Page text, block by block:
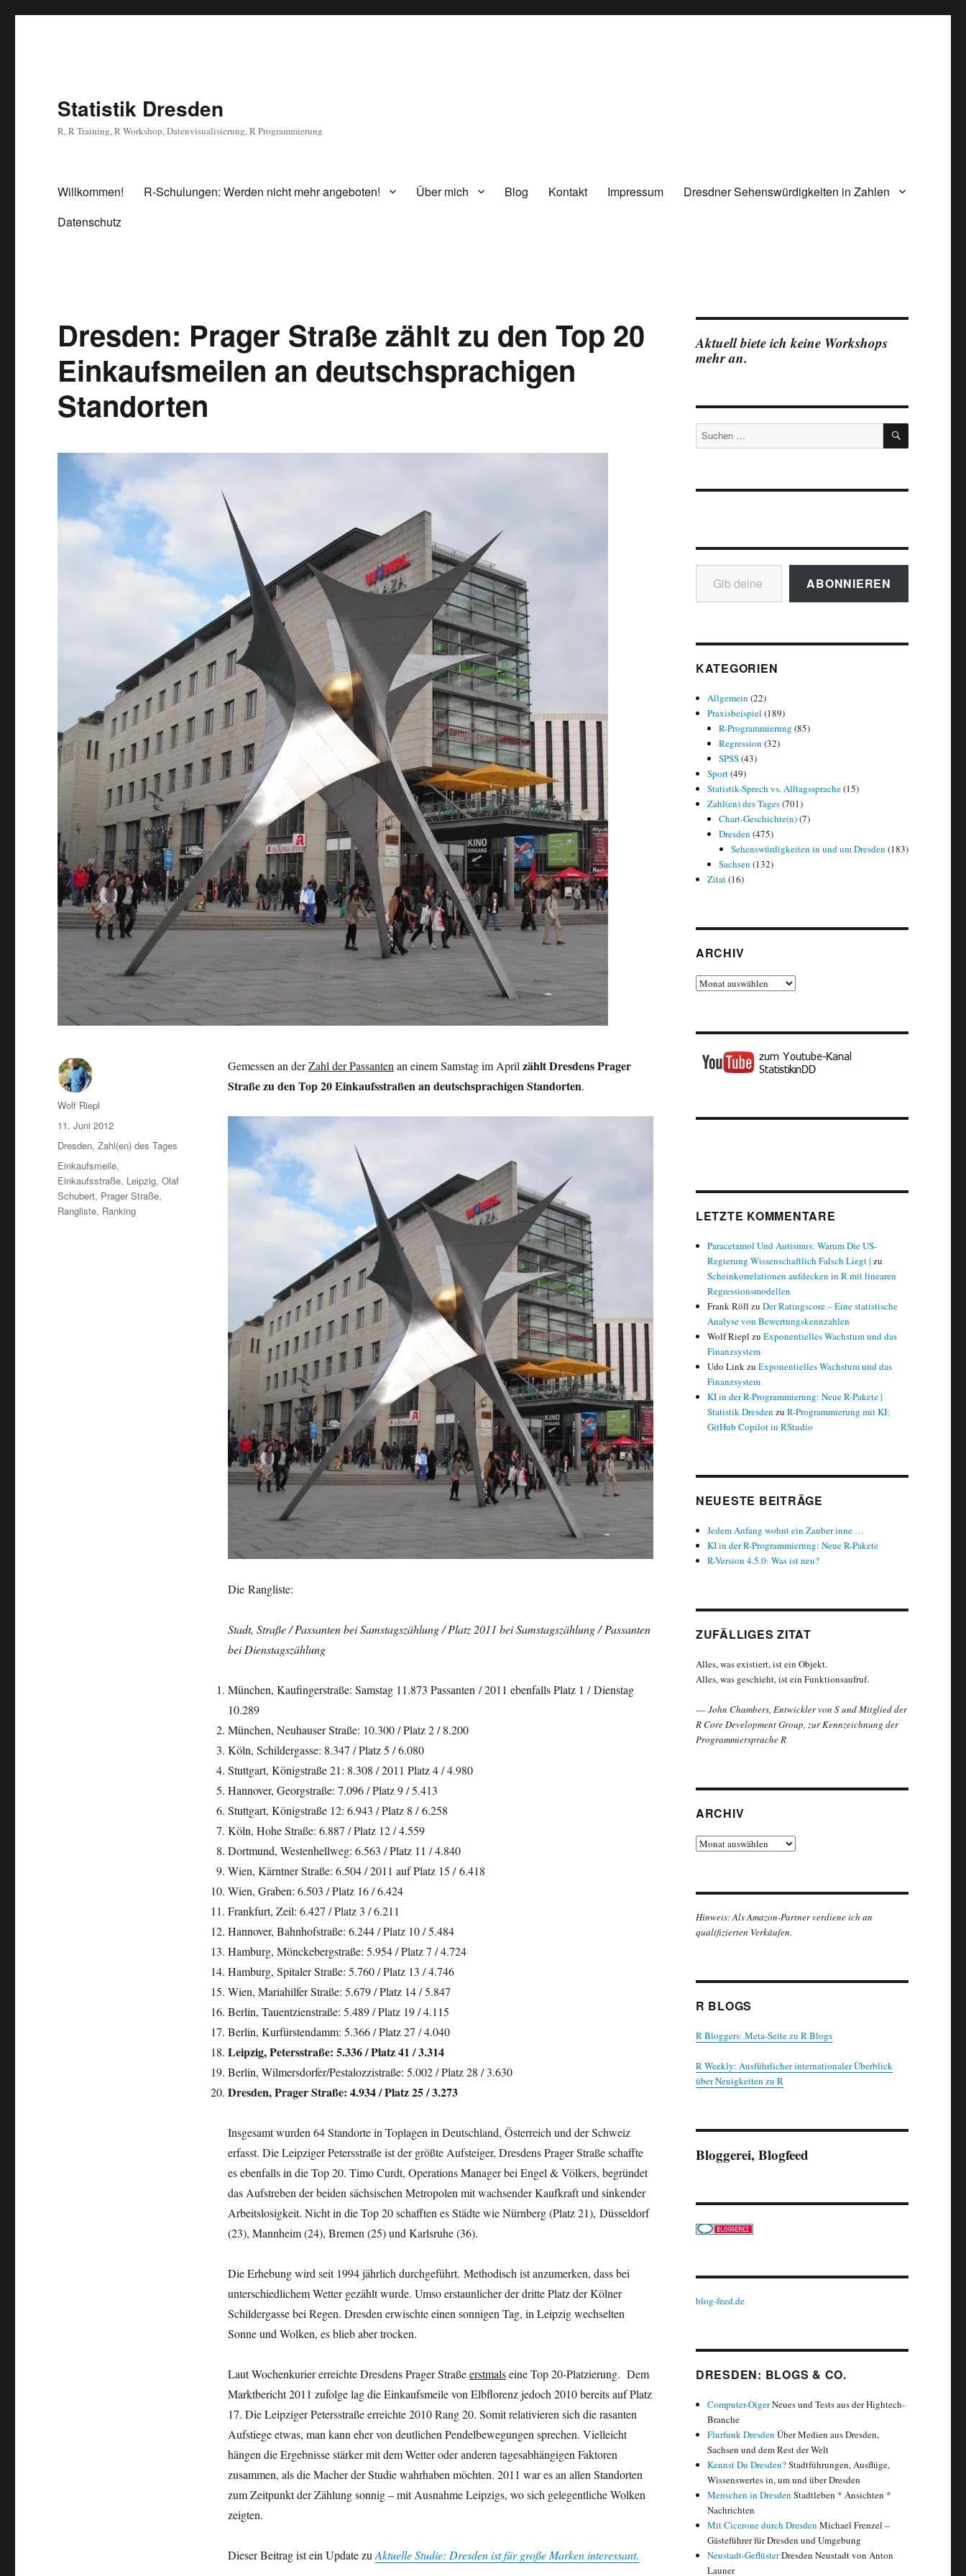
Statistik Dresden
R, R Training, R Workshop, Datenvisualisierung, R Programmierung
Willkommen! R-Schulungen: Werden nicht mehr angeboten! Über mich Blog Kontakt Impressum
Dresdner Sehenswürdigkeiten in Zahlen
Datenschutz
Dresden: Prager Straße zählt zu den Top 20
Einkaufsmeilen an deutschsprachigen
Standorten
Gemessen an derZahl der Passanten an einem Samstag im April zählt Dresdens Prager
Straße zu den Top 20 Einkaufsstraßen an deutschsprachigen Standorten.
Die Rangliste:
Stadt, Straße / Passanten bei Samstagszählung / Platz 2011 bei Samstagszählung / Passanten
bei Dienstagszählung
München, Kaufingerstraße: Samstag 11.873 Passanten / 2011 ebenfalls Platz 1 / Dienstag
10.289
München, Neuhauser Straße: 10.300 / Platz 2 / 8.200
Köln, Schildergasse: 8.347 / Platz 5 / 6.080
Stuttgart, Königstraße 21: 8.308 / 2011 Platz 4 / 4.980
Hannover, Georgstraße: 7.096 / Platz 9 / 5.413
Stuttgart, Königstraße 12: 6.943 / Platz 8 / 6.258
Köln, Hohe Straße: 6.887 / Platz 12 / 4.559
Dortmund, Westenhellweg: 6.563 / Platz 11 / 4.840
Wien, Kärntner Straße: 6.504 / 2011 auf Platz 15 / 6.418
Wien, Graben: 6.503 / Platz 16 / 6.424
Frankfurt, Zeil: 6.427 / Platz 3 / 6.211
Hannover, Bahnhofstraße: 6.244 / Platz 10 / 5.484
Hamburg, Mönckebergstraße: 5.954 / Platz 7 / 4.724
Hamburg, Spitaler Straße: 5.760 / Platz 13 / 4.746
Wien, Mariahilfer Straße: 5.679 / Platz 14 / 5.847
Berlin, Tauentzienstraße: 5.489 / Platz 19 / 4.115
Berlin, Kurfürstendamm: 5.366 / Platz 27 / 4.040
Leipzig, Petersstraße: 5.336 / Platz 41 / 3.314
Berlin, Wilmersdorfer/Pestalozzistraße: 5.002 / Platz 28 / 3.630
Dresden, Prager Straße: 4.934 / Platz 25 / 3.273
Insgesamt wurden 64 Standorte in Toplagen in Deutschland, Österreich und der Schweiz
erfasst. Die Leipziger Petersstraße ist der größte Aufsteiger, Dresdens Prager Straße schaffte
es ebenfalls in die Top 20. Timo Curdt, Operations Manager bei Engel & Völkers, begründet
das Aufstreben der beiden sächsischen Metropolen mit wachsender Kaufkraft und sinkender
Arbeitslosigkeit. Nicht in die Top 20 schafften es Städte wie Nürnberg (Platz 21), Düsseldorf
(23), Mannheim (24), Bremen (25) und Karlsruhe (36).
Die Erhebung wird seit 1994 jährlich durchgeführt. Methodisch ist anzumerken, dass bei
unterschiedlichem Wetter gezählt wurde. Umso erstaunlicher der dritte Platz der Kölner
Schildergasse bei Regen. Dresden erwischte einen sonnigen Tag, in Leipzig wechselten
Sonne und Wolken, es blieb aber trocken.
Laut Wochenkurier erreichte Dresdens Prager Straßeerstmalseine Top 20-Platzierung. Dem
Marktbericht 2011 zufolge lag die Einkaufsmeile von Elbflorenz jedoch 2010 bereits auf Platz
17. Die Leipziger Petersstraße erreichte 2010 Rang 20. Somit relativieren sich die rasanten
Aufstiege etwas, man kann eher von deutlichen Pendelbewegungen sprechen. Vielleicht
hängen die Ergebnisse stärker mit dem Wetter oder anderen tagesabhängigen Faktoren
zusammen, als die Macher der Studie wahrhaben möchten. 2011 war es an allen Standorten
zum Zeitpunkt der Zählung sonnig – mit Ausnahme Leipzigs, wo sich gelegentliche Wolken
zeigten.
Dieser Beitrag ist ein Update zu Aktuelle Studie: Dresden ist für große Marken interessant.
Autor
Wolf Riepl
Veröffentlicht
am
11. Juni 2012
Kategorien
Dresden,Zahl(en) des Tages
Schlagwörter
Einkaufsmeile,
Einkaufsstraße, Leipzig,Olaf
Schubert, Prager Straße,
Rangliste, Ranking
Aktuell biete ich keine Workshops
mehr an.
Suchen
nach:
SUCHEN
Gib deine E-Mail-Adresse ein ...
ABONNIEREN
KATEGORIEN
Allgemein (22)
Praxisbeispiel (189)
R-Programmierung (85)
Regression (32)
SPSS(43)
Sport(49)
Statistik-Sprech vs. Alltagssprache(15)
Zahl(en) des Tages(701)
Chart-Geschichte(n)(7)
Dresden (475)
Sehenswürdigkeiten in und um Dresden (183)
Sachsen (132)
Zitat(16)
ARCHIV
Archiv
LETZTE KOMMENTARE
Paracetamol Und Autismus: Warum Die US-
Regierung Wissenschaftlich Falsch Liegt | zu
Scheinkorrelationen aufdecken in R mit linearen
Regressionsmodellen
Frank Röll zuDer Ratingscore – Eine statistische
Analyse von Bewertungskennzahlen
Wolf Riepl zuExponentielles Wachstum und das
Finanzsystem
Udo LinkzuExponentielles Wachstum und das
Finanzsystem
KI in der R-Programmierung: Neue R-Pakete |
Statistik Dresden zuR-Programmierung mit KI:
GitHub Copilot in RStudio
NEUESTE BEITRÄGE
Jedem Anfang wohnt ein Zauber inne …
KI in der R-Programmierung: Neue R-Pakete
R-Version 4.5.0: Was ist neu?
ZUFÄLLIGES ZITAT
Alles, was existiert, ist ein Objekt.
Alles, was geschieht, ist ein Funktionsaufruf.
— John Chambers, Entwickler von S und Mitglied der
R Core Development Group, zur Kennzeichnung der
Programmiersprache R
ARCHIV
Archiv
Hinweis: Als Amazon-Partner verdiene ich an
qualifizierten Verkäufen.
R BLOGS
R Bloggers: Meta-Seite zu R Blogs
R Weekly: Ausführlicher internationaler Überblick
über Neuigkeiten zu R
Bloggerei, Blogfeed
blog-feed.de
DRESDEN: BLOGS & CO.
Computer-OigerNeues und Tests aus der Hightech-
Branche
Flurfunk Dresden Über Medien aus Dresden,
Sachsen und dem Rest der Welt
Kennst Du Dresden?Stadtführungen, Ausflüge,
Wissenswertes in, um und über Dresden
Menschen in Dresden Stadtleben * Ansichten *
Nachrichten
Mit Cicerone durch Dresden Michael Frenzel –
Gästeführer für Dresden und Umgebung
Neustadt-GeflüsterDresden Neustadt von Anton
Launer